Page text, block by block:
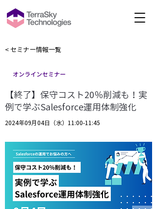
< セミナー情報一覧
オンラインセミナー
【終了】保守コスト20％削減も！実
例で学ぶSalesforce運用体制強化
2024年09月04日（水）11:00-11:45